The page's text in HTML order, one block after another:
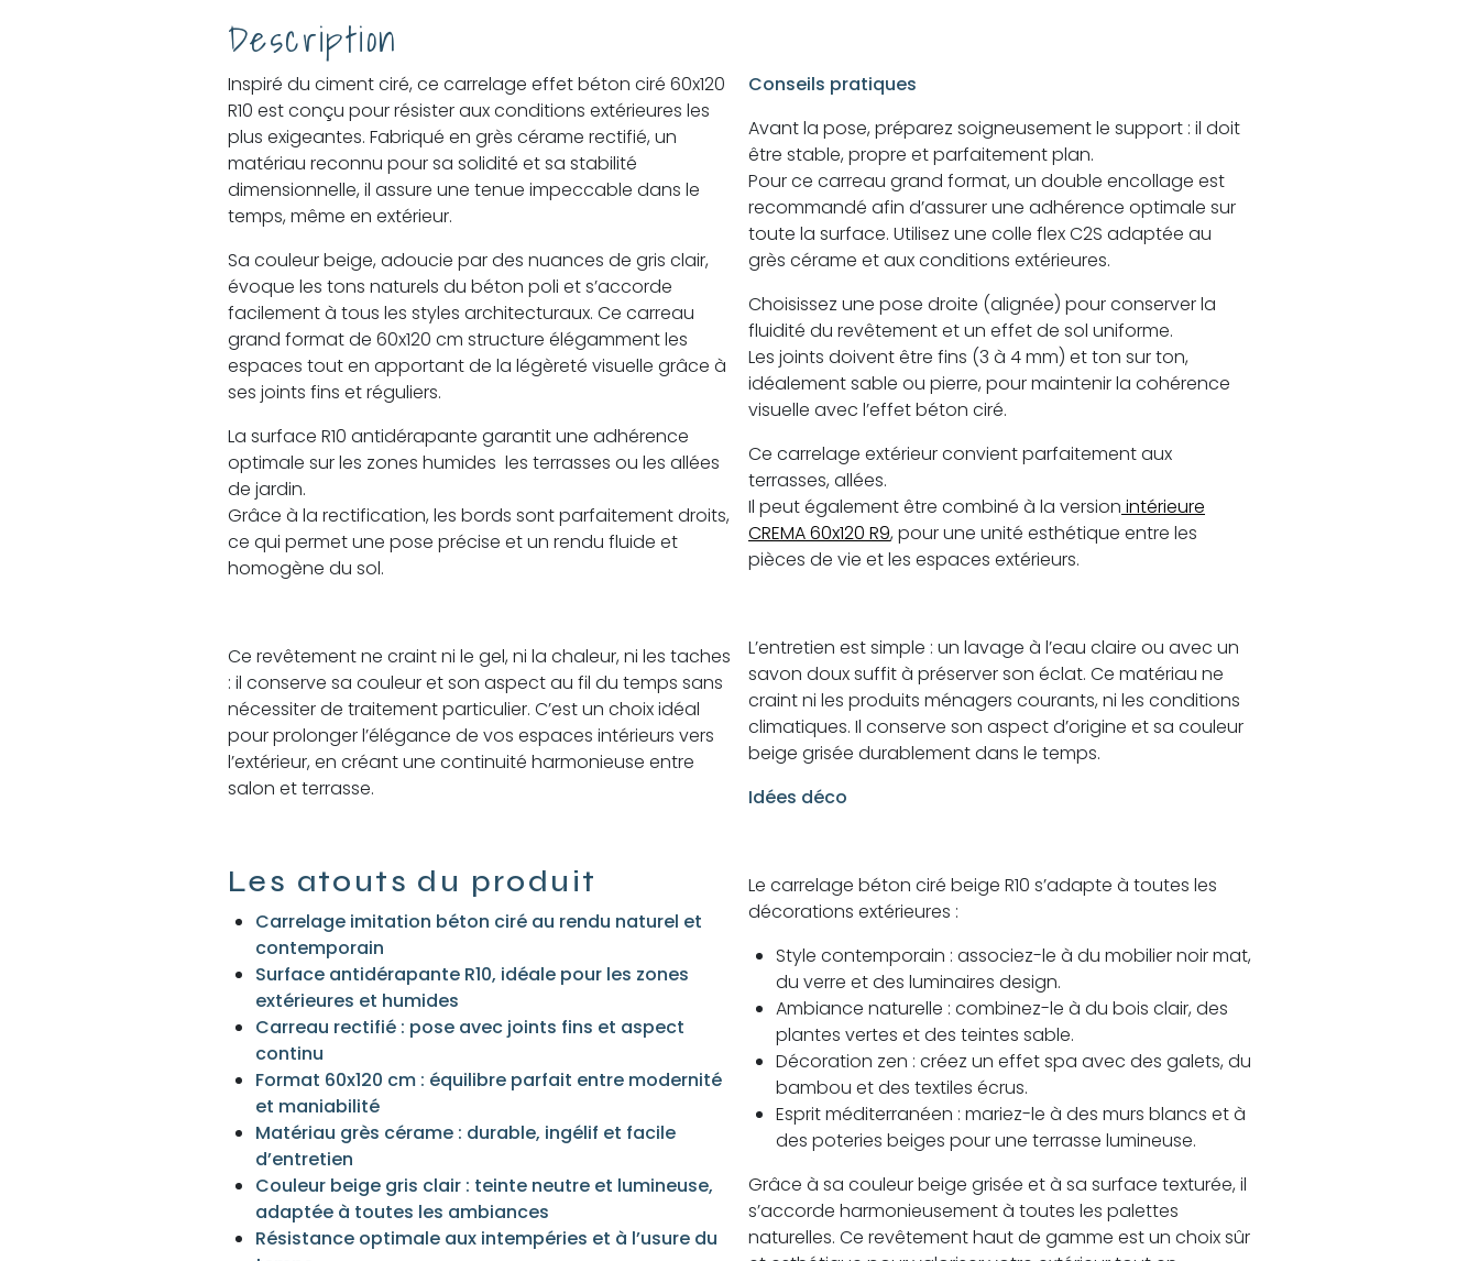
Description
Inspiré du ciment ciré, ce carrelage effet béton ciré 60x120
R10 est conçu pour résister aux conditions extérieures les
plus exigeantes. Fabriqué en grès cérame rectifié, un
matériau reconnu pour sa solidité et sa stabilité
dimensionnelle, il assure une tenue impeccable dans le
temps, même en extérieur.
Sa couleur beige, adoucie par des nuances de gris clair,
évoque les tons naturels du béton poli et s’accorde
facilement à tous les styles architecturaux. Ce carreau
grand format de 60x120 cm structure élégamment les
espaces tout en apportant de la légèreté visuelle grâce à
ses joints fins et réguliers.
La surface R10 antidérapante garantit une adhérence
optimale sur les zones humides les terrasses ou les allées
de jardin.
Grâce à la rectification, les bords sont parfaitement droits,
ce qui permet une pose précise et un rendu fluide et
homogène du sol.
Ce revêtement ne craint ni le gel, ni la chaleur, ni les taches
: il conserve sa couleur et son aspect au fil du temps sans
nécessiter de traitement particulier. C’est un choix idéal
pour prolonger l’élégance de vos espaces intérieurs vers
l’extérieur, en créant une continuité harmonieuse entre
salon et terrasse.
Les atouts du produit
Carrelage imitation béton ciré au rendu naturel et
contemporain
Surface antidérapante R10, idéale pour les zones
extérieures et humides
Carreau rectifié : pose avec joints fins et aspect
continu
Format 60x120 cm : équilibre parfait entre modernité
et maniabilité
Matériau grès cérame : durable, ingélif et facile
d’entretien
Couleur beige gris clair : teinte neutre et lumineuse,
adaptée à toutes les ambiances
Résistance optimale aux intempéries et à l’usure du
Conseils pratiques
Avant la pose, préparez soigneusement le support : il doit
être stable, propre et parfaitement plan.
Pour ce carreau grand format, un double encollage est
recommandé afin d’assurer une adhérence optimale sur
toute la surface. Utilisez une colle flex C2S adaptée au
grès cérame et aux conditions extérieures.
Choisissez une pose droite (alignée) pour conserver la
fluidité du revêtement et un effet de sol uniforme.
Les joints doivent être fins (3 à 4 mm) et ton sur ton,
idéalement sable ou pierre, pour maintenir la cohérence
visuelle avec l’effet béton ciré.
Ce carrelage extérieur convient parfaitement aux
terrasses, allées.
Il peut également être combiné à la version intérieure
CREMA 60x120 R9, pour une unité esthétique entre les
pièces de vie et les espaces extérieurs.
L’entretien est simple : un lavage à l’eau claire ou avec un
savon doux suffit à préserver son éclat. Ce matériau ne
craint ni les produits ménagers courants, ni les conditions
climatiques. Il conserve son aspect d’origine et sa couleur
beige grisée durablement dans le temps.
Idées déco
Le carrelage béton ciré beige R10 s’adapte à toutes les
décorations extérieures :
Style contemporain : associez-le à du mobilier noir mat,
du verre et des luminaires design.
Ambiance naturelle : combinez-le à du bois clair, des
plantes vertes et des teintes sable.
Décoration zen : créez un effet spa avec des galets, du
bambou et des textiles écrus.
Esprit méditerranéen : mariez-le à des murs blancs et à
des poteries beiges pour une terrasse lumineuse.
Grâce à sa couleur beige grisée et à sa surface texturée, il
s’accorde harmonieusement à toutes les palettes
naturelles. Ce revêtement haut de gamme est un choix sûr